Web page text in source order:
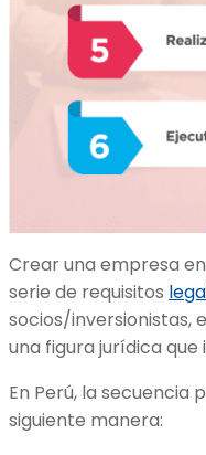
Crear una empresa
serie de requisitos
socios/inversionistas,
una figura jurídica
En Perú, la
siguiente manera: